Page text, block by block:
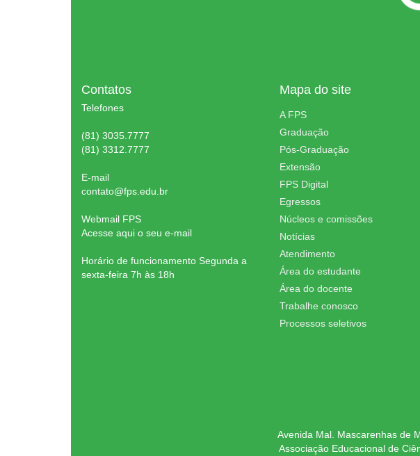
Contatos
Telefones
(81) 3035.7777
(81) 3312.7777
E-mail
contato@fps.edu.br
Webmail FPS
Acesse aqui o seu e-mail
Horário de funcionamento Segunda a
sexta-feira 7h às 18h
Mapa do site
A FPS
Graduação
Pós-Graduação
Extensão
FPS Digital
Egressos
Núcleos e comissões
Notícias
Atendimento
Área do estudante
Área do docente
Trabalhe conosco
Processos seletivos
Avenida Mal. Mascarenhas de
Associação Educacional de